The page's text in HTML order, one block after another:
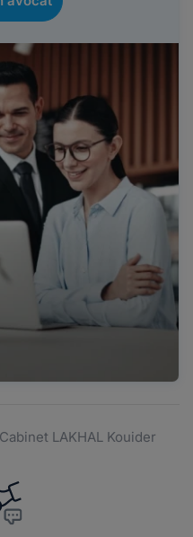
Cabinet LAKHAL Kouider